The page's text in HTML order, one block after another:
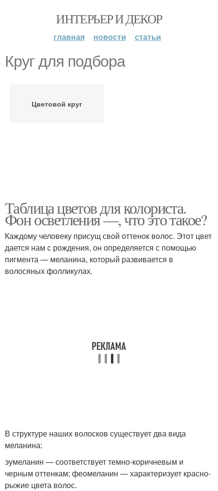
ИНТЕРЬЕР И ДЕКОР
главная новости статьи
Круг для подбора
Цветовой круг
Таблица цветов для колориста.
Фон осветления —, что это такое?
Каждому человеку присущ свой оттенок волос. Этот цвет
дается нам с рождения, он определяется с помощью
пигмента — меланина, который развивается в
волосяных фолликулах.
В структуре наших волосков существует два вида
меланина:
эумеланин — соответствует темно-коричневым и
черным оттенкам; феомеланин — характеризует красно-
рыжие цвета волос.